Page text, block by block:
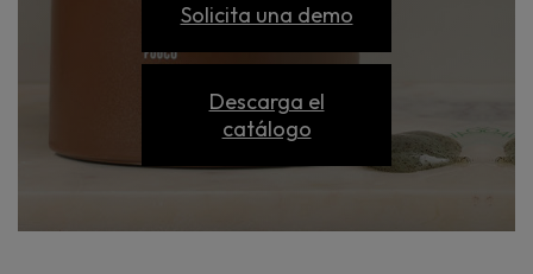
Solicita una demo
Descarga el
catálogo